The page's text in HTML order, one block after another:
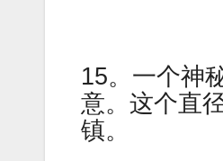
15。一个神
意。这个直
镇。